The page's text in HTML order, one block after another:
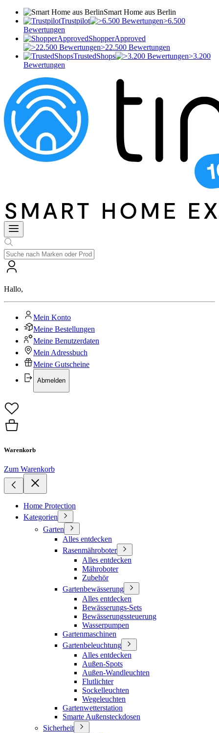
Smart Home aus Berlin
Trustpilot
>6.500
Bewertungen
ShopperApproved
>22.500 Bewertungen
TrustedShops
>3.200
Bewertungen
Hallo,
Mein Konto
Meine Bestellungen
Meine Benutzerdaten
Mein Adressbuch
Meine Gutscheine
Abmelden
Warenkorb
Zum Warenkorb
Home Protection
Kategorien
Garten
Alles entdecken
Rasenmähroboter
Alles entdecken
Mähroboter
Zubehör
Gartenbewässerung
Alles entdecken
Bewässerungs-Sets
Bewässerungssteuerung
Wasserpumpen
Gartenmaschinen
Gartenbeleuchtung
Alles entdecken
Außen-Spots
Außen-Wandleuchten
Flutlichter
Sockelleuchten
Wegeleuchten
Gartenwetterstation
Smarte Außensteckdosen
Sicherheit